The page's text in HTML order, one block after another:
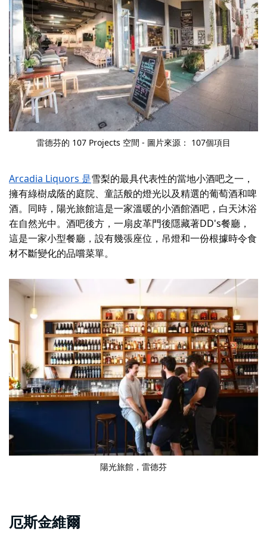
雷德芬的 107 Projects 空間 - 圖片來源： 107個項目
Arcadia Liquors 是雪梨的最具代表性的當地小酒吧之一，
擁有綠樹成蔭的庭院、童話般的燈光以及精選的葡萄酒和啤
酒。同時， 陽光旅館這是一家溫暖的小酒館酒吧，白天沐浴
在自然光中。酒吧後方，一扇皮革門後隱藏著DD's餐廳，
這是一家小型餐廳，設有幾張座位，吊燈和一份根據時令食
材不斷變化的品嚐菜單。
陽光旅館 ，雷德芬
厄斯金維爾